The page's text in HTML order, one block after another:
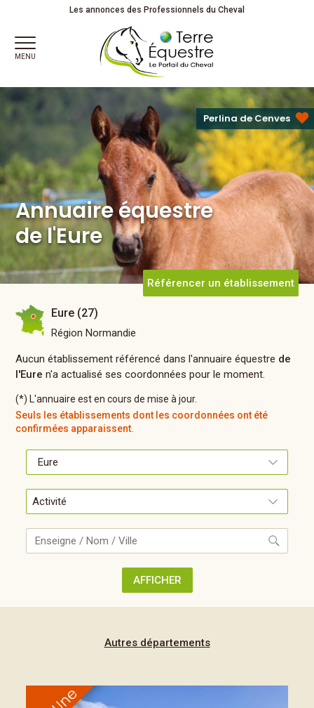
Annuaire équestreLes annonces des Professionnels du Cheval
MENU
Annuaire équestre
de l'Eure
Perlina de Cenves
Référencer un établissement
Eure (27)
Région Normandie
Aucun établissement référencé dans l'annuaire équestre de
l'Eure n'a actualisé ses coordonnées pour le moment.
(*) L'annuaire est en cours de mise à jour.
Seuls les établissements dont les coordonnées ont été
confirmées apparaissent.
AFFICHER
Autres départements